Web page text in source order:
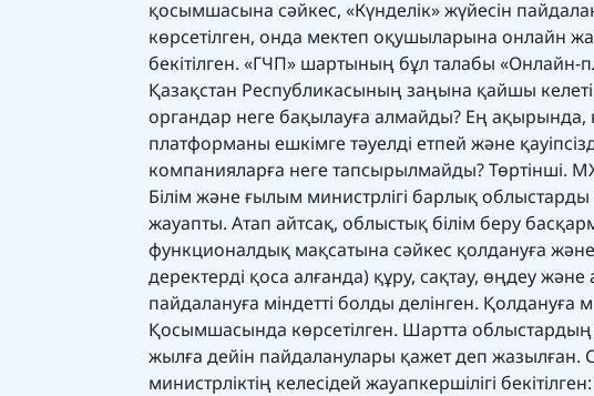
қосымшасына сәйкес, «Күнделік» жүйесін
көрсетілген, онда мектеп оқушыларына онлайн
бекітілген. «ГЧП» шартының бұл талабы
Қазақстан Республикасының заңына қайшы
органдар неге бақылауға алмайды? Ең ақырында,
платформаны ешкімге тәуелді етпей және
компанияларға неге тапсырылмайды?
Білім және ғылым министрлігі барлық облыстарды
жауапты. Атап айтсақ, облыстық білім беру
функционалдық мақсатына сәйкес қолдануға
деректерді қоса алғанда) құру, сақтау, өңдеу
пайдалануға міндетті болды делінген. Қолдануға
Қосымшасында көрсетілген. Шартта облыстардың
жылға дейін пайдаланулары қажет деп
министрліктің келесідей жауапкершілігі